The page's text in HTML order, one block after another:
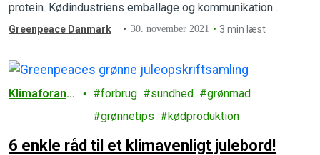
protein. Kødindustriens emballage og kommunikation
bestræber sig på at forstærke denne effektive proteinmyte.
kødprodukter som proteinkilde.
Greenpeace Danmark 30. november 2021 3 min læst
Klimaforand
forbrug sundhed
grønmad
grønnetips
kødproduktion
6 enkle råd til et klimavenligt julebord!